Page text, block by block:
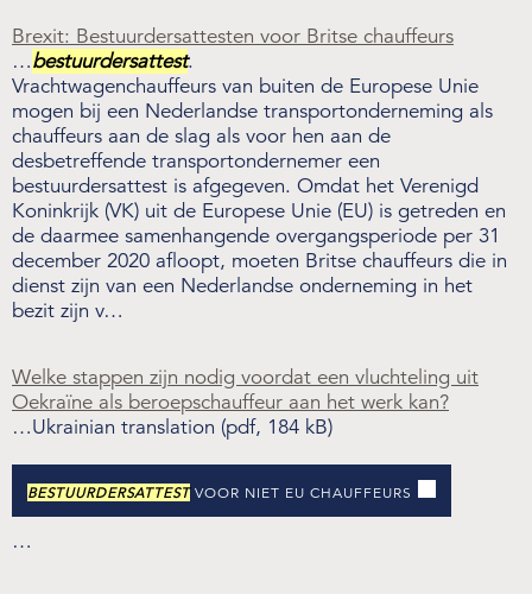
NIWO
Veraartlaan 10
2288 GM Rijswijk
T +31 (0)70 399 20 11
E info@niwo.nl
Brexit: Bestuurdersattesten voor Britse chauffeurs
…bestuurdersattest.
Vrachtwagenchauffeurs van buiten de Europese Unie
mogen bij een Nederlandse transportonderneming als
chauffeurs aan de slag als voor hen aan de
desbetreffende transportondernemer een
bestuurdersattest is afgegeven. Omdat het Verenigd
Koninkrijk (VK) uit de Europese Unie (EU) is getreden en
de daarmee samenhangende overgangsperiode per 31
december 2020 afloopt, moeten Britse chauffeurs die in
dienst zijn van een Nederlandse onderneming in het
bezit zijn v…
Welke stappen zijn nodig voordat een vluchteling uit
Oekraïne als beroepschauffeur aan het werk kan?
…Ukrainian translation (pdf, 184 kB)
BESTUURDERSATTESTVOOR NIET EU CHAUFFEURS
…